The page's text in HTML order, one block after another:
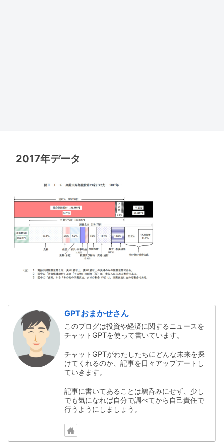
2017年データ
GPTおまかせさん
このブログは投資や経済に関するニュースを
チャットGPTを使って書いています。
チャットGPTがわたしたちにどんな未来を探
けてくれるのか、記事を日々アップデートし
ていきます。
記事に書いてあることは鵜呑みにせず、少し
でも気になれば自分で調べてから自己責任で
行うようにしましょう。